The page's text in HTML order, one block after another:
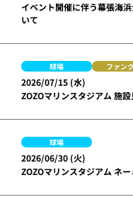
イベント開催に伴う幕張海
いて
球場 ファン
2026/07/15 (水)
ZOZOマリンスタジアム 施
球場
2026/06/30 (火)
ZOZOマリンスタジアム ネ